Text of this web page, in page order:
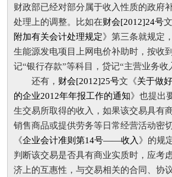
财政部已经对部分属于收入性质的政府
处理上的调整。比如在财会[2012]24号
附加有关会计处理规定》第三条就规定
生能源发电项目上网电价补助时，按收
记“银行存款”等科目，贷记“主营业务收
还有， 财会[2012]25号文《关于做
的企业2012年年报工作的通知》也提出
生交易所取得的收入，如果该交易具有
销售商品或提供劳务等日常经营活动密
《企业会计准则第14号——收入 》的规
判断该交易是否具有商业实质时，应考
济上的互惠性，与交易相关的合同、协